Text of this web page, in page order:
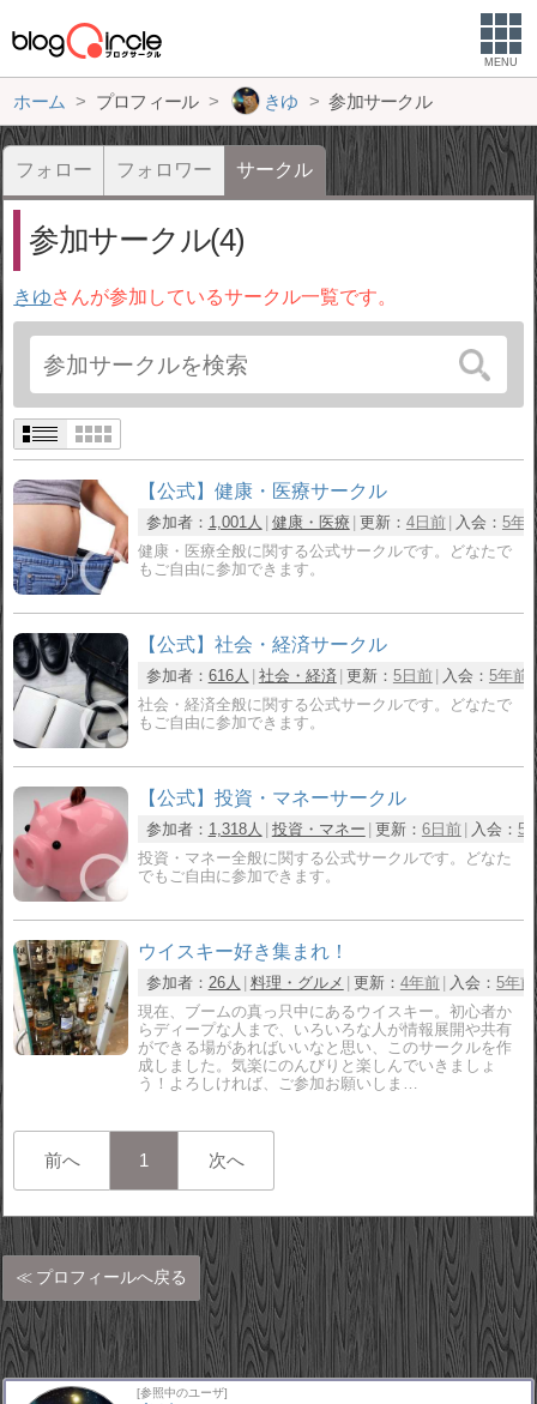
MENU
ホーム プロフィール きゆ 参加サークル
フォロー フォロワー サークル
参加サークル(4)
きゆさんが参加しているサークル一覧です。
【公式】健康・医療サークル
参加者： 1,001人 健康・医療 更新： 4日前 入会： 5年
健康・医療全般に関する公式サークルです。どなたで
もご自由に参加できます。
【公式】社会・経済サークル
参加者： 616人 社会・経済 更新： 5日前 入会： 5年前
社会・経済全般に関する公式サークルです。どなたで
もご自由に参加できます。
【公式】投資・マネーサークル
参加者： 1,318人 投資・マネー 更新： 6日前 入会： 5
投資・マネー全般に関する公式サークルです。どなた
でもご自由に参加できます。
ウイスキー好き集まれ！
参加者： 26人 料理・グルメ 更新： 4年前 入会： 5年前
現在、ブームの真っ只中にあるウイスキー。初心者か
らディープな人まで、いろいろな人が情報展開や共有
ができる場があればいいなと思い、このサークルを作
成しました。気楽にのんびりと楽しんでいきましょ
う！よろしければ、ご参加お願いしま…
前へ 1 次へ
プロフィールへ戻る
[参照中のユーザ]